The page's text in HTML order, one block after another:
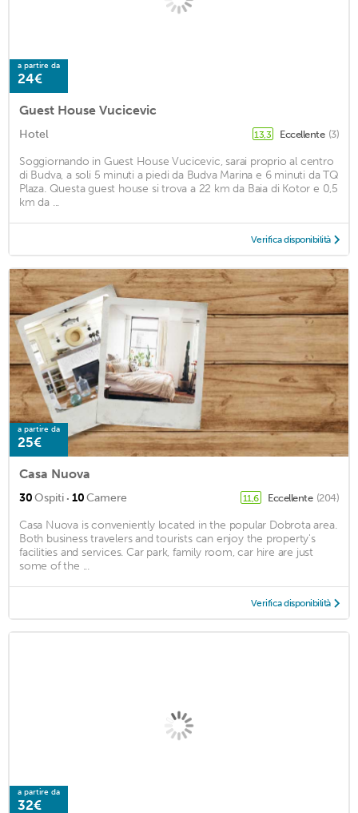
a partire da
24€
Guest House Vucicevic
Hotel 13,3 Eccellente (3)
Soggiornando in Guest House Vucicevic, sarai proprio al centro
di Budva, a soli 5 minuti a piedi da Budva Marina e 6 minuti da TQ
Plaza. Questa guest house si trova a 22 km da Baia di Kotor e 0,5
km da ...
Verifica disponibilità
a partire da
25€
Casa Nuova
30Ospiti · 10Camere 11,6 Eccellente (204)
Casa Nuova is conveniently located in the popular Dobrota area.
Both business travelers and tourists can enjoy the property's
facilities and services. Car park, family room, car hire are just
some of the ...
Verifica disponibilità
a partire da
32€